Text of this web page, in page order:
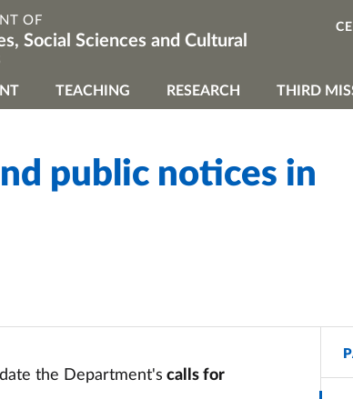
OF
Social Sciences and Cultural
principale
TEACHING RESEARCH THIRD
public notices in
the Department's calls for